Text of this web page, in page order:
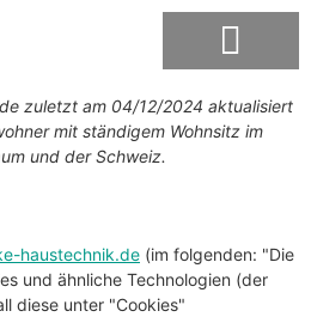
zuletzt am 04/12/2024 aktualisiert
mit ständigem Wohnsitz im
und der Schweiz.
haustechnik.de (im folgenden: "Die
und ähnliche Technologien (der
diese unter "Cookies"